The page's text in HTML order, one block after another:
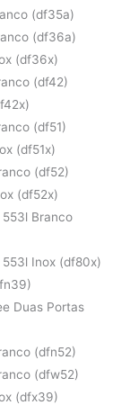
(df35a)
(df36a)
(df36x)
(df42)
(df51)
(df51x)
(df52)
(df52x)
Branco
Inox (df80x)
Duas Portas
(dfn52)
(dfw52)
(dfx39)